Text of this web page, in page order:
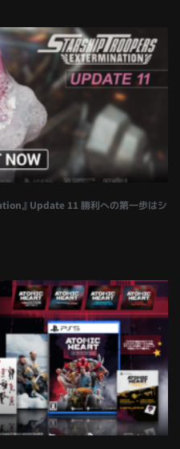
』Update 11 勝利への第一歩はシ